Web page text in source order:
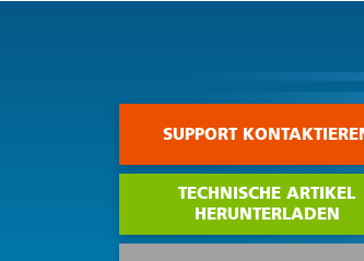
SUPPORT
TECHNISCHE ARTIKEL
HERUNTERLADEN